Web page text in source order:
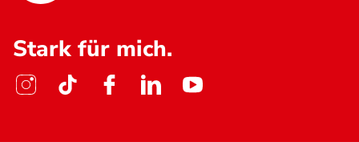
Stark für mich.